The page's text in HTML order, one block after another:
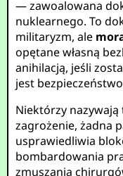
— zawoalowana
nuklearnego. To
militaryzm, ale
opętane własną
anihilacją, jeśli
jest
Niektórzy nazywają
zagrożenie, żadna
usprawiedliwia
bombardowania
zmuszania